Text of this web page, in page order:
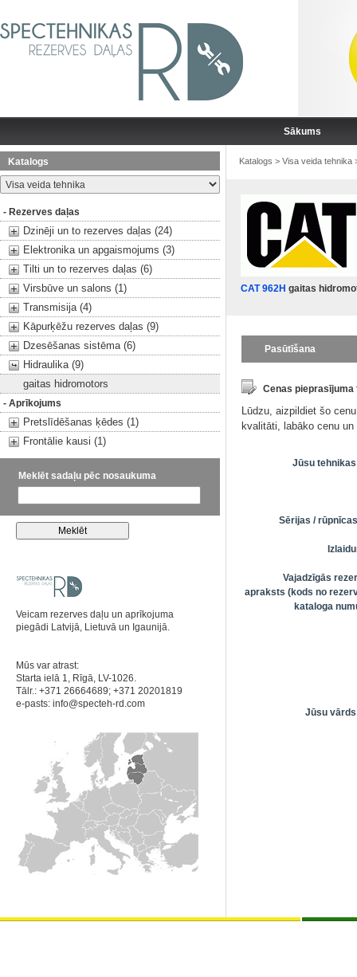
Sākums
Katalogs
- Rezerves daļas
Dzinēji un to rezerves daļas (24)
Elektronika un apgaismojums (3)
Tilti un to rezerves daļas (6)
Virsbūve un salons (1)
Transmisija (4)
Kāpurķēžu rezerves daļas (9)
Dzesēšanas sistēma (6)
Hidraulika (9)
gaitas hidromotors
- Aprīkojums
Pretslīdēšanas ķēdes (1)
Frontālie kausi (1)
Meklēt sadaļu pēc nosaukuma
Veicam rezerves daļu un aprīkojuma
piegādi Latvijā, Lietuvā un Igaunijā.
Mūs var atrast:
Starta ielā 1, Rīgā, LV-1026.
Tālr.: +371 26664689; +371 20201819
e-pasts: info@specteh-rd.com
Katalogs > Visa veida tehnika
CAT 962H gaitas
Pasūtīšana
Cenas pieprasījuma
Lūdzu, aizpildiet šo
kvalitāti, labāko cenu
Jūsu
Sērijas /
Vajadzīgās
apraksts (kods no
kataloga
Jūsu